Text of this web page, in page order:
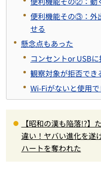
便利機能その③：外
せる
懸念点もあった
コンセントor USB
観察対象が拒否でき
Wi-Fiがないと使用
【昭和の漢も陥落!?】
違い！ヤバい進化を遂
ハートを奪われた